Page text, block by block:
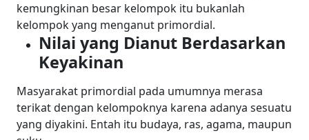
kemungkinan besar kelompok itu bukanlah
kelompok yang menganut primordial.
Nilai yang Dianut Berdasarkan
Keyakinan
Masyarakat primordial pada umumnya merasa
terikat dengan kelompoknya karena adanya sesuatu
yang diyakini. Entah itu budaya, ras, agama, maupun